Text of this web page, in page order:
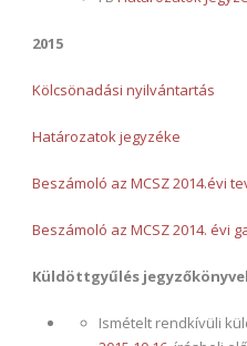
2015
Kölcsönadási nyilvántartás
Határozatok jegyzéke
Beszámoló az MCSZ 2014.évi
Beszámoló az MCSZ 2014. évi
Küldöttgyűlés
Ismételt rendkívüli